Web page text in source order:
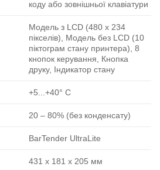
коду або зовнішньої клавіатури
Модель з LCD (480 x 234
пікселів), Модель без LCD (10
піктограм стану принтера), 8
кнопок керування, Кнопка
друку, Індикатор стану
+5...+40° C
20 ‒ 80% (без конденсату)
BarTender UltraLite
431 x 181 x 205 мм